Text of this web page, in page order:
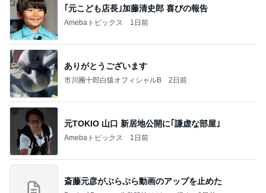
｢元こども店長｣加藤清史郎 喜びの報告
Amebaトピックス 1日前
ありがとうございます
市川團十郎白猿オフィシャルB 2日前
元TOKIO 山口 新居地公開に｢謙虚な部屋｣
Amebaトピックス 1日前
斎藤元彦がぶらぶら動画のアップを止めた